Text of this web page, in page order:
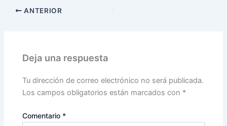
ANTERIOR
Deja una respuesta
Tu dirección de correo electrónico no será publicada.
Los campos obligatorios están marcados con *
Comentario *